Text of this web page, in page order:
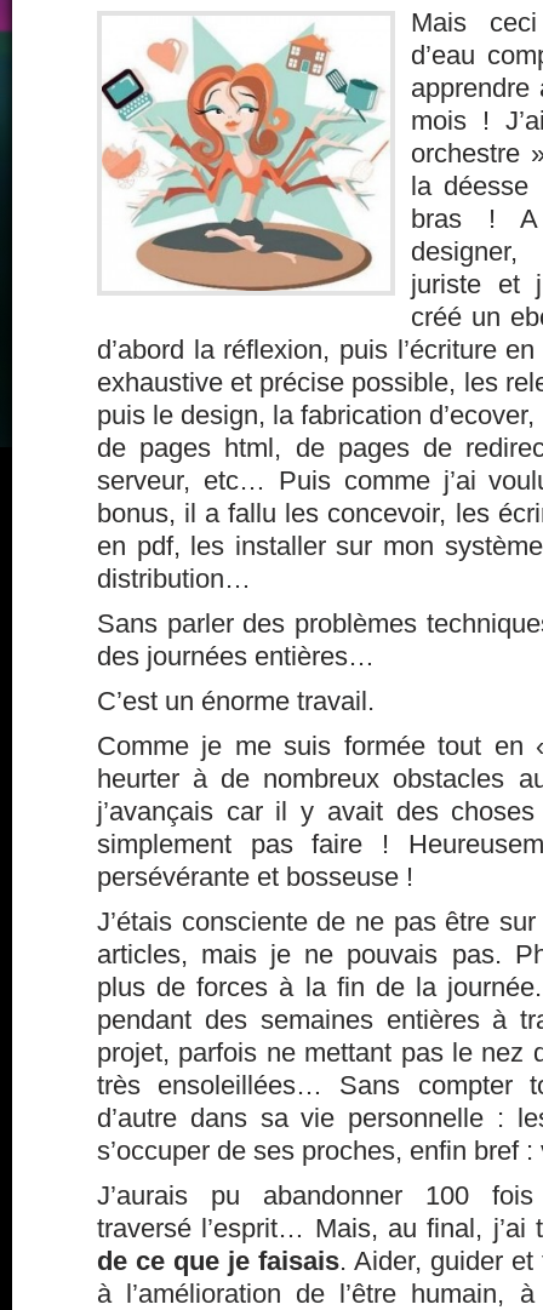
Mais ceci
d’eau
apprendre
mois !
orchestre
la déesse
bras ! A
juriste et
créé un
d’abord la réflexion, puis l’écriture
exhaustive et précise possible, les
puis le design, la fabrication
de pages html, de pages de
serveur, etc… Puis comme j’ai
bonus, il a fallu les concevoir, les
en pdf, les installer sur mon
distribution…
Sans parler des problèmes
des journées entières…
C’est un énorme travail.
Comme je me suis formée tout en
heurter à de nombreux obstacles
j’avançais car il y avait des
simplement pas faire !
persévérante et bosseuse !
J’étais consciente de ne pas être
articles, mais je ne pouvais pas.
plus de forces à la fin de la
pendant des semaines entières à
projet, parfois ne mettant pas le nez
très ensoleillées… Sans compter
d’autre dans sa vie personnelle :
s’occuper de ses proches, enfin bref
J’aurais pu abandonner 100
traversé l’esprit… Mais, au final, j’ai
de ce que je faisais. Aider, guider
à l’amélioration de l’être humain,